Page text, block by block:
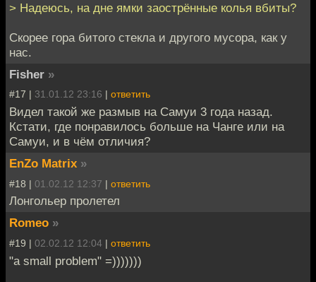
> Надеюсь, на дне ямки заострённые колья вбиты?
Скорее гора битого стекла и другого мусора, как у
нас.
Fisher »
#17 | 31.01.12 23:16 | ответить
Видел такой же размыв на Самуи 3 года назад.
Кстати, где понравилось больше на Чанге или на
Самуи, и в чём отличия?
EnZo Matrix »
#18 | 01.02.12 12:37 | ответить
Лонгольер пролетел
Romeo »
#19 | 02.02.12 12:04 | ответить
"a small problem" =)))))))